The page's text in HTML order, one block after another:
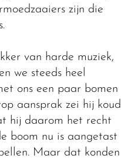
zijn die
van harde muziek,
we steeds heel
ons een paar bomen
aansprak zei hij koud
hij daarom het recht
boom nu is aangetast
Maar dat konden